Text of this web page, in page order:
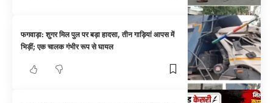
फगवाड़ा: शुगर मिल पुल पर बड़ा हादसा, तीन गाड़ियां आपस में
भिड़ीं; एक चालक गंभीर रूप से घायल